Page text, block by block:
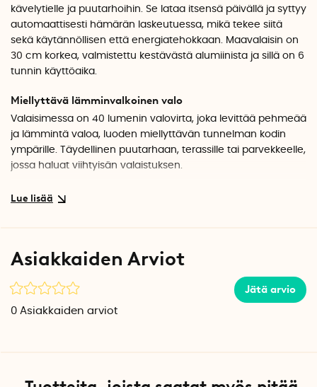
kävelytielle ja puutarhoihin. Se lataa itsensä päivällä ja syttyy
automaattisesti hämärän laskeutuessa, mikä tekee siitä
sekä käytännöllisen että energiatehokkaan. Maavalaisin on
30 cm korkea, valmistettu kestävästä alumiinista ja sillä on 6
tunnin käyttöaika.
Miellyttävä lämminvalkoinen valo
Valaisimessa on 40 lumenin valovirta, joka levittää pehmeää
ja lämmintä valoa, luoden miellyttävän tunnelman kodin
ympärille. Täydellinen puutarhaan, terassille tai parvekkeelle,
jossa haluat viihtyisän valaistuksen.
Maavalaisin hämäräsensorilla
lampulla on jopa 6 tunnin käyttöaika. Aseta suoraan
Kestävä ja tyylikäs ulkovalaistus
Asiakkaiden Arviot
Jätä arvio
0 Asiakkaiden arviot